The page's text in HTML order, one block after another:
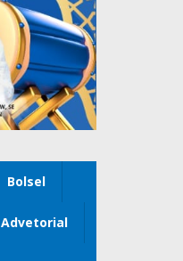
Bolsel
Advetorial